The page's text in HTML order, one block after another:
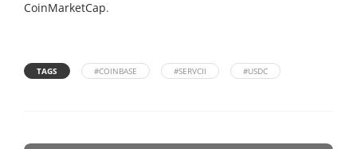
CoinMarketCap.
TAGS #COINBASE #SERVCII #USDC